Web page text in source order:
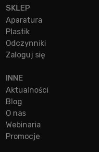
SKLEP
Aparatura
Plastik
Odczynniki
Zaloguj się
INNE
Aktualności
Blog
O nas
Webinaria
Promocje